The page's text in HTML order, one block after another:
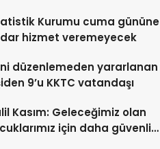
Kurumu cuma gününe
hizmet veremeyecek
düzenlemeden yararlanan
9’u KKTC vatandaşı
Kasım: Geleceğimiz olan
için daha güvenli